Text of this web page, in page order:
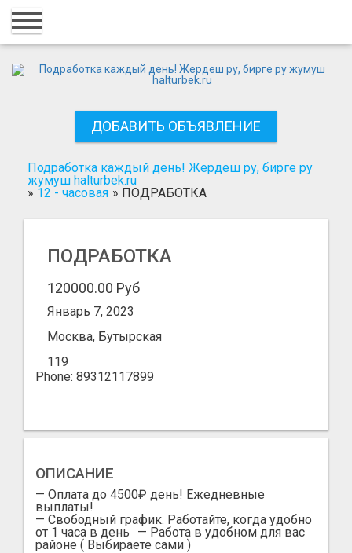
Главная
Добавить объявление
Поиск
ДОБАВИТЬ ОБЪЯВЛЕНИЕ
Подработка каждый день! Жердеш ру, бирге ру
жумуш halturbek.ru
» 12 - часовая » ПОДРАБОТКА
ПОДРАБОТКА
120000.00 Руб
Январь 7, 2023
Москва, Бутырская
119
Phone: 89312117899
ОПИСАНИЕ
— Оплата до 4500₽ день! Ежедневные
выплаты!
— Свободный график. Работайте, когда удобно
от 1 часа в день — Работа в удобном для вас
районе ( Выбираете сами )